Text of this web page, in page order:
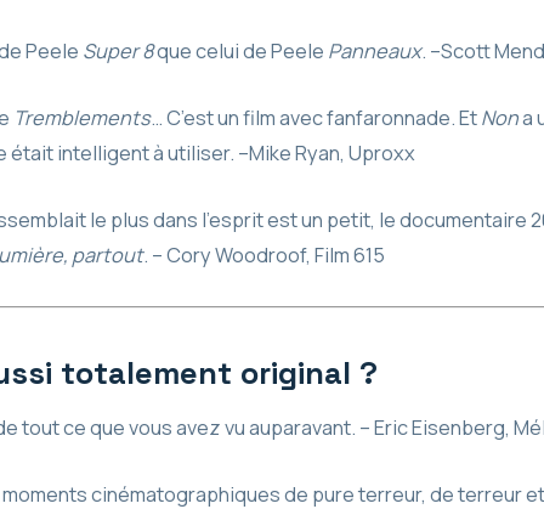
Peele Super 8que celui de Peele Panneaux. –Scott
Tremblements… C’est un film avec fanfaronnade. EtNona
était intelligent à utiliser. –Mike Ryan, Uproxx
le plus dans l’esprit est un petit, le documentaire
partout. – Cory Woodroof, Film 615
totalement original ?
tout ce que vous avez vu auparavant. – Eric Eisenberg,
cinématographiques de pure terreur, de terreur et